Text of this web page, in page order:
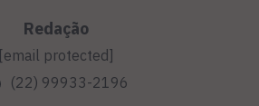
Redação
[email protected]
(22) 99933-2196